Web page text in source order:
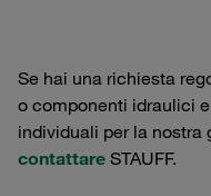
Se hai una richiesta
o componenti idraulici
individuali per la nostra
contattare STAUFF.